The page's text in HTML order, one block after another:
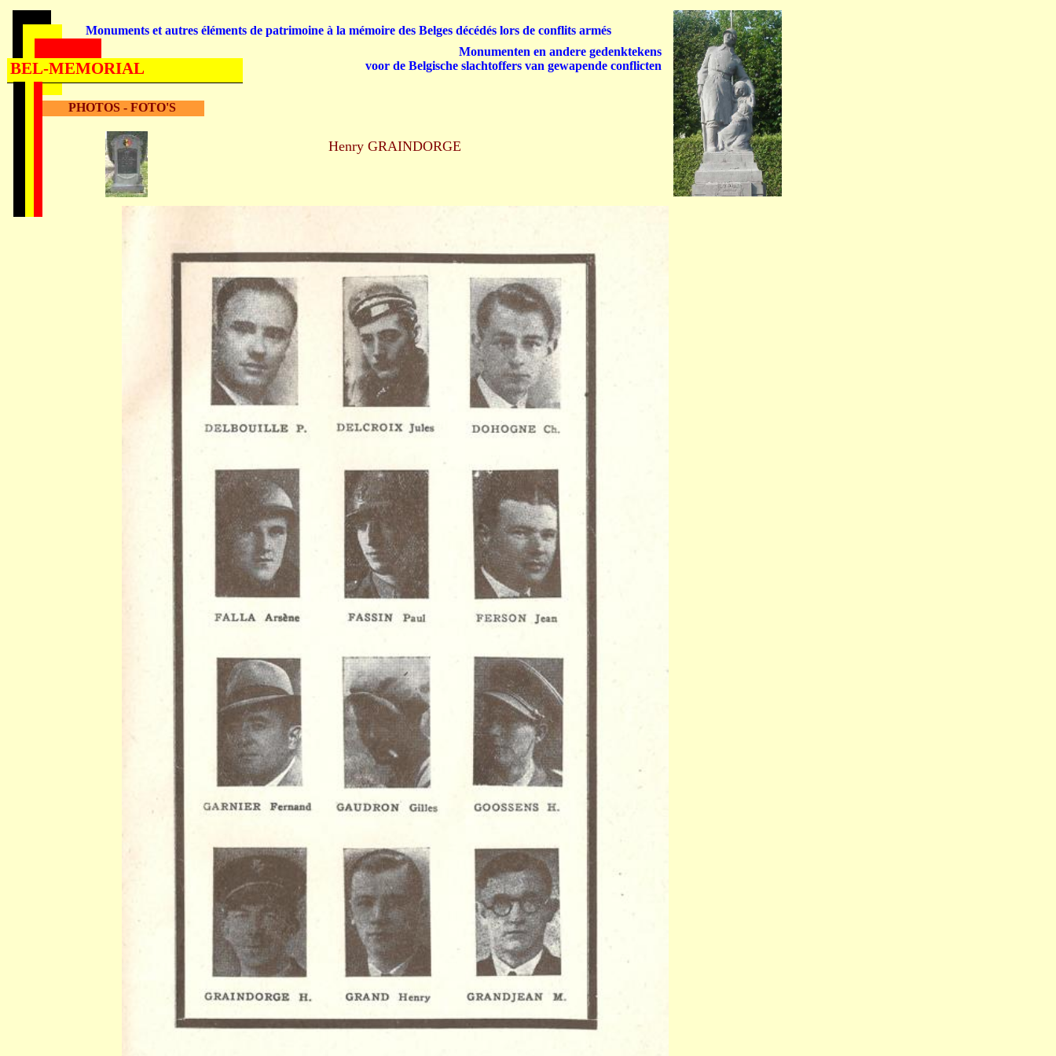
PHOTOS - FOTO'S
Henry GRAINDORGE
Monuments et autres éléments de patrimoine à la mémoire des Belges décédés lors de conflits armés
Monumenten en andere gedenktekens
voor de Belgische slachtoffers van gewapende conflicten
BEL-MEMORIAL